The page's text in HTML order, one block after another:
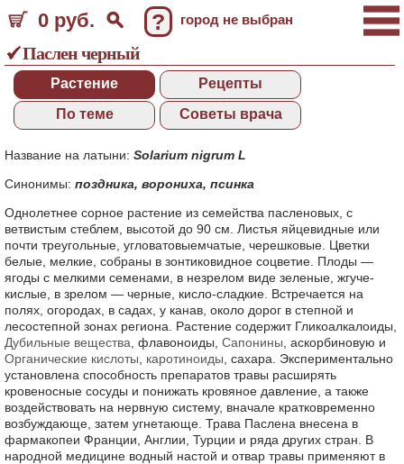
0 руб. ? город не выбран
Паслен черный
Растение
Рецепты
По теме
Советы врача
Название на латыни: Solarium nigrum L
Синонимы: поздника, ворониха, псинка
Однолетнее сорное растение из семейства пасленовых, с
ветвистым стеблем, высотой до 90 см. Листья яйцевидные или
почти треугольные, угловатовыемчатые, черешковые. Цветки
белые, мелкие, собраны в зонтиковидное соцветие. Плоды —
ягоды с мелкими семенами, в незрелом виде зеленые, жгуче-
кислые, в зрелом — черные, кисло-сладкие. Встречается на
полях, огородах, в садах, у канав, около дорог в степной и
лесостепной зонах региона. Растение содержит Гликоалкалоиды,
Дубильные вещества , флавоноиды, Сапонины , аскорбиновую и
Органические кислоты
каротиноиды , сахара. Экспериментально
установлена способность препаратов травы расширять
кровеносные сосуды и понижать кровяное давление, а также
воздействовать на нервную систему, вначале кратковременно
возбуждающе, затем угнетающе. Трава Паслена внесена в
фармакопеи Франции, Англии, Турции и ряда других стран. В
народной медицине водный настой и отвар травы применяют в